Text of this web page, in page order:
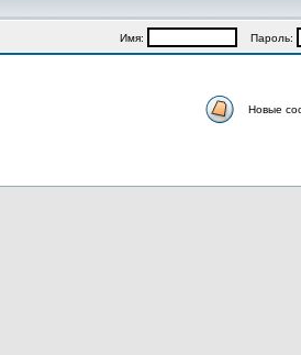
Имя: Пароль:
Новые